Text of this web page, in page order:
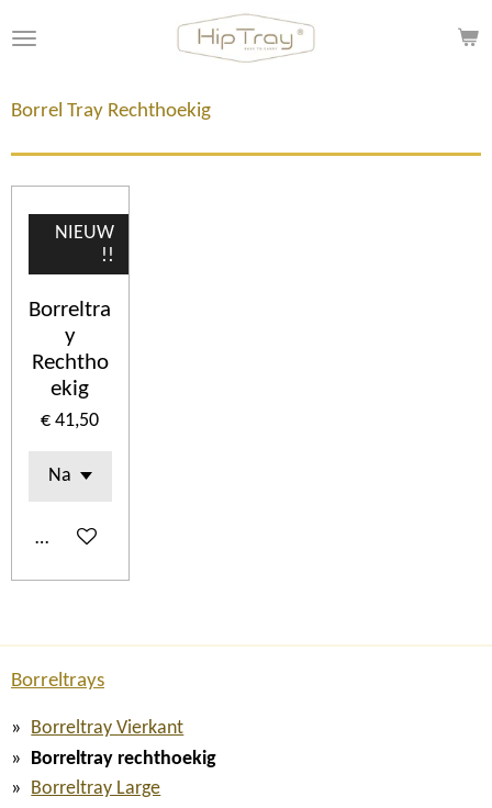
direct
de
Borrel Tray Rechthoekig
NIEUW
!!
Borreltra
y
Rechtho
ekig
€ 41,50
In winkelwagen
Borreltrays
Borreltray Vierkant
Borreltray rechthoekig
Borreltray Large